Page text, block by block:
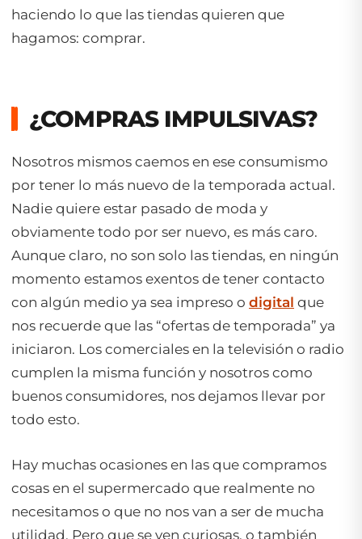
haciendo lo que las tiendas quieren que
hagamos: comprar.
¿COMPRAS IMPULSIVAS?
Nosotros mismos caemos en ese consumismo
por tener lo más nuevo de la temporada actual.
Nadie quiere estar pasado de moda y
obviamente todo por ser nuevo, es más caro.
Aunque claro, no son solo las tiendas, en ningún
momento estamos exentos de tener contacto
con algún medio ya sea impreso o digital que
nos recuerde que las “ofertas de temporada” ya
iniciaron. Los comerciales en la televisión o radio
cumplen la misma función y nosotros como
buenos consumidores, nos dejamos llevar por
todo esto.
Hay muchas ocasiones en las que compramos
cosas en el supermercado que realmente no
necesitamos o que no nos van a ser de mucha
utilidad. Pero que se ven curiosas, o también